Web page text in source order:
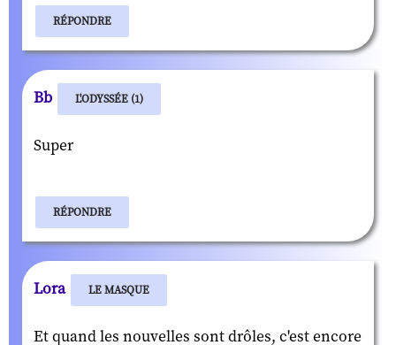
RÉPONDRE
Bb L'ODYSSÉE (1)
Super
RÉPONDRE
Lora LE MASQUE
Et quand les nouvelles sont drôles, c'est encore